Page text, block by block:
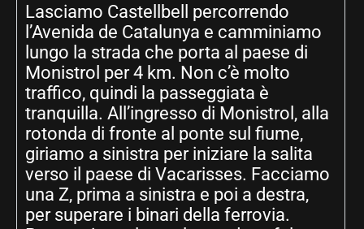
Lasciamo Castellbell percorrendo
l’Avenida de Catalunya e camminiamo
lungo la strada che porta al paese di
Monistrol per 4 km. Non c’è molto
traffico, quindi la passeggiata è
tranquilla. All’ingresso di Monistrol, alla
rotonda di fronte al ponte sul fiume,
giriamo a sinistra per iniziare la salita
verso il paese di Vacarisses. Facciamo
una Z, prima a sinistra e poi a destra,
per superare i binari della ferrovia.